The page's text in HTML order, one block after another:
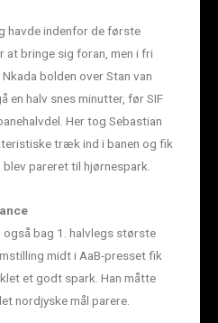
havde indenfor de første
at bringe sig foran, men i fri
bolden over Stan van
en halv snes minutter, før SIF
Her tog Sebastian
træk ind i banen og fik
pareret til hjørnespark.
bag 1. halvlegs største
midt i AaB-presset fik
et godt spark. Han måtte
nordjyske mål parere.